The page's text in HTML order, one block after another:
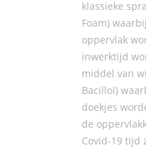
klassieke
Foam)
oppervlak
inwerktijd
middel van
Bacillol)
doekjes
de
Covid-19 tijd